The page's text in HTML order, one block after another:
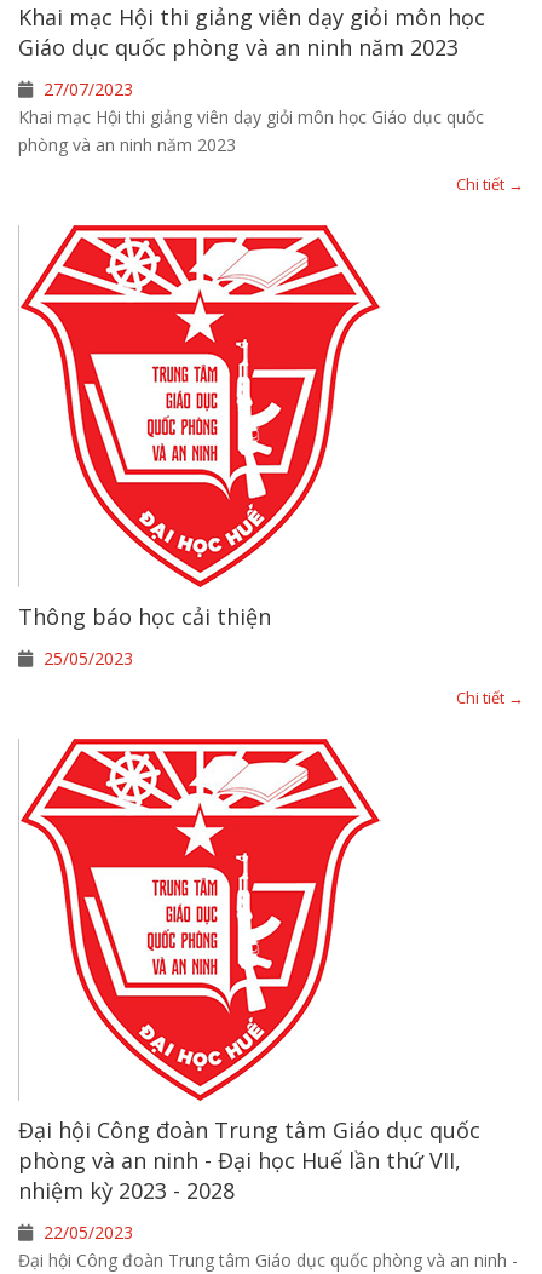
Khai mạc Hội thi giảng viên dạy giỏi môn học
Giáo dục quốc phòng và an ninh năm 2023
27/07/2023
Khai mạc Hội thi giảng viên dạy giỏi môn học Giáo dục quốc
phòng và an ninh năm 2023
Chi tiết →
Thông báo học cải thiện
25/05/2023
Chi tiết →
Đại hội Công đoàn Trung tâm Giáo dục quốc
phòng và an ninh - Đại học Huế lần thứ VII,
nhiệm kỳ 2023 - 2028
22/05/2023
Đại hội Công đoàn Trung tâm Giáo dục quốc phòng và an ninh -